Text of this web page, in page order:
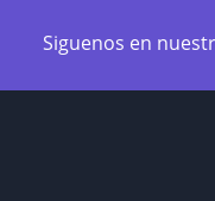
Siguenos en